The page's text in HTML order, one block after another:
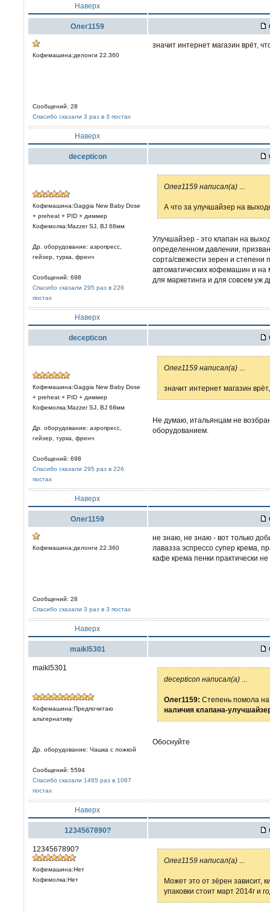
Наверх
Олег1159
Кофемашина:делонги 22.360
Сообщений: 28
Спасибо сказали 3 раз в 3 постах
значит интернет магазин врёт,
Наверх
decepticon
Кофемашина:Gaggia New Baby Dose
+ preheat + PID + диммер
Кофемолка:Mazzer SJ, BJ 68мм
Др. оборудование: аэропресс,
гейзер, турка, френч
Сообщений: 698
Спасибо сказали 295 раз в 226
постах
Олег1159 написал(а)
А что за улучшайзер на
Улучшайзер - это клапан на
определенном давлении,
сорта/свежести зерен и степени
автоматических кофемашин и на
для маркетинга и для совсем уж
Наверх
decepticon
Кофемашина:Gaggia New Baby Dose
+ preheat + PID + диммер
Кофемолка:Mazzer SJ, BJ 68мм
Др. оборудование: аэропресс,
гейзер, турка, френч
Сообщений: 698
Спасибо сказали 295 раз в 226
постах
Олег1159 написал(а)
значит интернет магазин
Не думаю, итальянцам не
оборудованием.
Наверх
Олег1159
Кофемашина:делонги 22.360
Сообщений: 28
Спасибо сказали 3 раз в 3 постах
не знаю, не знаю - вот только
лавазза эспрессо супер крема,
кафе крема пенки практически
Наверх
maikl5301
maikl5301
Кофемашина:Предпочитаю
альтернативу
Др. оборудование: Чашка с ложкой
Сообщений: 5594
Спасибо сказали 1465 раз в 1087
постах
decepticon написал(а)
Олег1159: Степень помола
наличия клапана-
Обоснуйте
Наверх
1234567890?
1234567890?
Кофемашина:Нет
Кофемолка:Нет
Олег1159 написал(а)
Может это от зёрен зависит,
упаковки стоит март 2014г и